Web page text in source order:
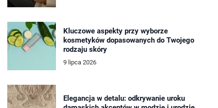
Kluczowe aspekty przy wyborze
kosmetyków dopasowanych do Twojego
rodzaju skóry
9 lipca 2026
Elegancja w detalu: odkrywanie uroku